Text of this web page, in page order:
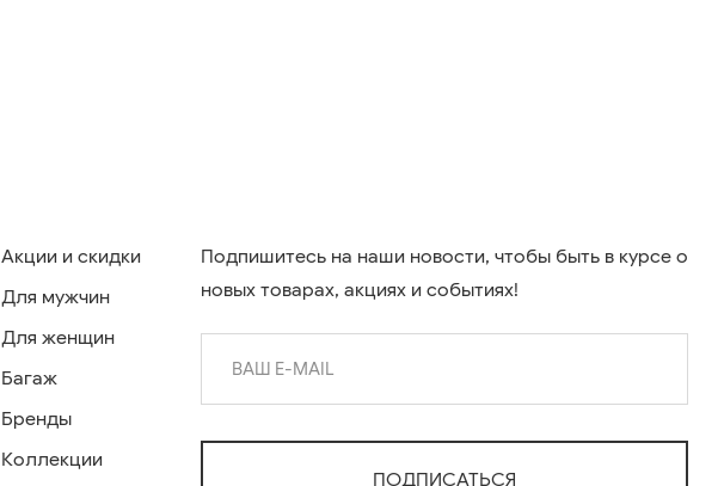
Акции и скидки
Для мужчин
Для женщин
Багаж
Бренды
Коллекции
Подпишитесь на наши новости, чтобы быть в курсе о
новых товарах, акциях и событиях!